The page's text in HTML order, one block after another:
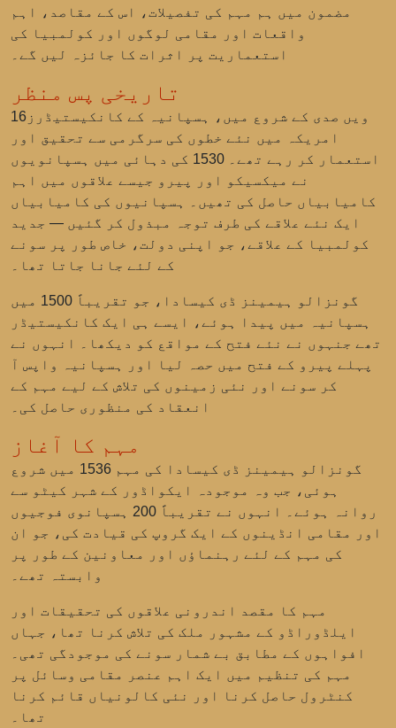
مضمون میں ہم مہم کی تفصیلات، اس کے مقاصد، اہم
واقعات اور مقامی لوگوں اور کولمبیا کی
استعماریت پر اثرات کا جائزہ لیں گے۔
تاریخی پس منظر
16ویں صدی کے شروع میں، ہسپانیہ کے کانکیستیڈرز
امریکہ میں نئے خطوں کی سرگرمی سے تحقیق اور
استعمار کر رہے تھے۔ 1530 کی دہائی میں ہسپانویوں
نے میکسیکو اور پیرو جیسے علاقوں میں اہم
کامیابیاں حاصل کی تھیں۔ ہسپانیوں کی کامیابیاں
ایک نئے علاقے کی طرف توجہ مبذول کر گئیں — جدید
کولمبیا کے علاقے، جو اپنی دولت، خاص طور پر سونے
کے لئے جانا جاتا تھا۔
گونزالو ہیمینز ڈی کیسادا، جو تقریباً 1500 میں
ہسپانیہ میں پیدا ہوئے، ایسے ہی ایک کانکیستیڈر
تھے جنہوں نے نئے فتح کے مواقع کو دیکھا۔ انہوں نے
پہلے پیرو کے فتح میں حصہ لیا اور ہسپانیہ واپس آ
کر سونے اور نئی زمینوں کی تلاش کے لیے مہم کے
انعقاد کی منظوری حاصل کی۔
مہم کا آغاز
گونزالو ہیمینز ڈی کیسادا کی مہم 1536 میں شروع
ہوئی، جب وہ موجودہ ایکواڈور کے شہر کیٹو سے
روانہ ہوئے۔ انہوں نے تقریباً 200 ہسپانوی فوجیوں
اور مقامی انڈینوں کے ایک گروپ کی قیادت کی، جو ان
کی مہم کے لئے رہنماؤں اور معاونین کے طور پر
وابستہ تھے۔
مہم کا مقصد اندرونی علاقوں کی تحقیقات اور
ایلڈوراڈو کے مشہور ملک کی تلاش کرنا تھا، جہاں
افواہوں کے مطابق بے شمار سونے کی موجودگی تھی۔
مہم کی تنظیم میں ایک اہم عنصر مقامی وسائل پر
کنٹرول حاصل کرنا اور نئی کالونیاں قائم کرنا
تھا۔